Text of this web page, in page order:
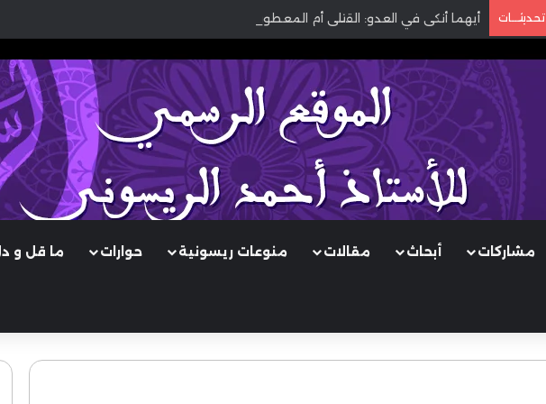
تحديثـــات أيهما أنكى في العدو: القتلى أم المعطوبون؟
مشاركات أبحاث مقالات منوعات ريسونية حوارات ما قل و